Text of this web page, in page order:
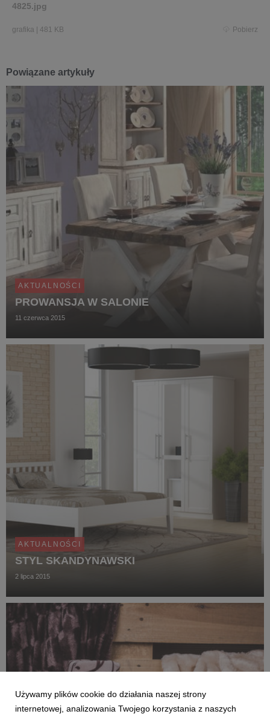
4825.jpg
grafika 481 KB Pobierz
Powiązane artykuły
AKTUALNOŚCI
PROWANSJA W SALONIE
11 czerwca 2015
AKTUALNOŚCI
STYL SKANDYNAWSKI
2 lipca 2015
Używamy plików cookie do działania naszej strony
internetowej, analizowania Twojego korzystania z naszych